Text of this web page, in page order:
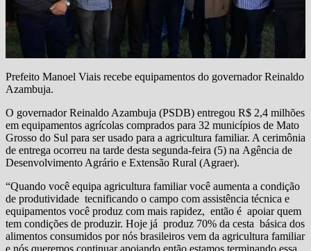
Prefeito Manoel Viais recebe equipamentos do governador Reinaldo
Azambuja.
O governador Reinaldo Azambuja (PSDB) entregou R$ 2,4 milhões
em equipamentos agrícolas comprados para 32 municípios de Mato
Grosso do Sul para ser usado para a agricultura familiar. A cerimônia
de entrega ocorreu na tarde desta segunda-feira (5) na Agência de
Desenvolvimento Agrário e Extensão Rural (Agraer).
“Quando você equipa agricultura familiar você aumenta a condição
de produtividade tecnificando o campo com assistência técnica e
equipamentos você produz com mais rapidez, então é apoiar quem
tem condições de produzir. Hoje já produz 70% da cesta básica dos
alimentos consumidos por nós brasileiros vem da agricultura familiar